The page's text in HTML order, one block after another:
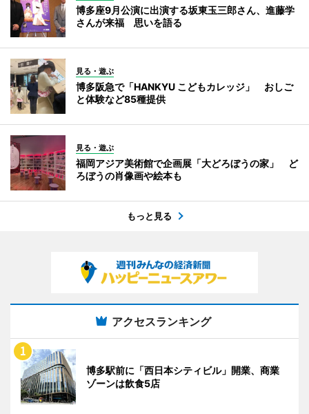
博多座9月公演に出演する坂東玉三郎さん、進藤学
さんが来福 思いを語る
見る・遊ぶ
博多阪急で「HANKYU こどもカレッジ」 おしご
と体験など85種提供
見る・遊ぶ
福岡アジア美術館で企画展「大どろぼうの家」 ど
ろぼうの肖像画や絵本も
もっと見る
アクセスランキング
博多駅前に「西日本シティビル」開業、商業
ゾーンは飲食5店